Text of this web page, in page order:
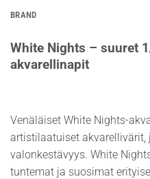
BRAND
White Nights – suuret
akvarellinapit
Venäläiset White Nights-
artistilaatuiset akvarellivärit,
valonkestävyys. White
tuntemat ja suosimat